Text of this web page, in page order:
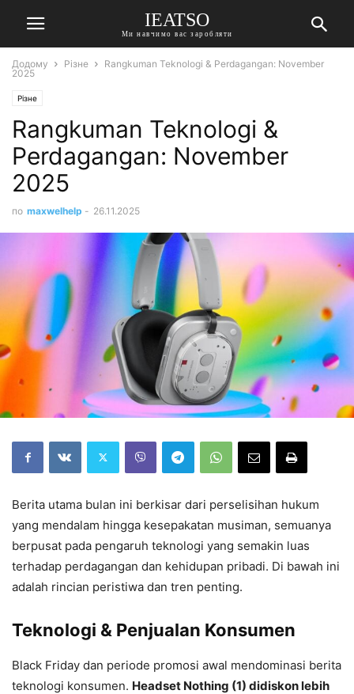
IEATSO
Ми навчимо вас заробляти
Додому Різне
Rangkuman Teknologi & Perdagangan: November
2025
Різне
Rangkuman Teknologi &
Perdagangan: November
2025
по maxwelhelp - 26.11.2025
Berita utama bulan ini berkisar dari perselisihan hukum
yang mendalam hingga kesepakatan musiman, semuanya
berpusat pada pengaruh teknologi yang semakin luas
terhadap perdagangan dan kehidupan pribadi. Di bawah ini
adalah rincian peristiwa dan tren penting.
Teknologi & Penjualan Konsumen
Black Friday dan periode promosi awal mendominasi berita
teknologi konsumen. Headset Nothing (1) didiskon lebih